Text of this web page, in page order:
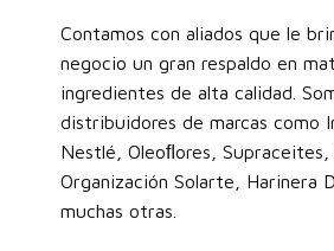
Contamos con aliados que le
negocio un gran respaldo en
ingredientes de alta calidad.
distribuidores de marcas como
Nestlé, Oleoﬂores, Supraceites,
Organización Solarte, Harinera
muchas otras.